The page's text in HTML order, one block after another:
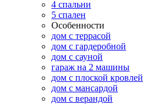
4 спальни
5 спален
Особенности
дом с террасой
дом с гардеробной
дом с сауной
гараж на 2 машины
дом с плоской кровлей
дом с мансардой
дом с верандой